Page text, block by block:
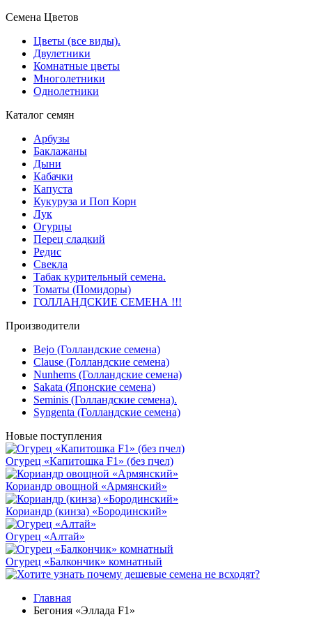
Семена Цветов
Цветы (все виды).
Двулетники
Комнатные цветы
Многолетники
Однолетники
Каталог семян
Арбузы
Баклажаны
Дыни
Кабачки
Капуста
Кукуруза и Поп Корн
Лук
Огурцы
Перец сладкий
Редис
Свекла
Табак курительный семена.
Томаты (Помидоры)
ГОЛЛАНДСКИЕ СЕМЕНА !!!
Производители
Bejo (Голландские семена)
Clause (Голландские семена)
Nunhems (Голландские семена)
Sakata (Японские семена)
Seminis (Голландские семена).
Syngenta (Голландские семена)
Новые поступления
Огурец «Капитошка F1» (без пчел)
Кориандр овощной «Армянский»
Кориандр (кинза) «Бородинский»
Огурец «Алтай»
Огурец «Балкончик» комнатный
Главная
Бегония «Эллада F1»